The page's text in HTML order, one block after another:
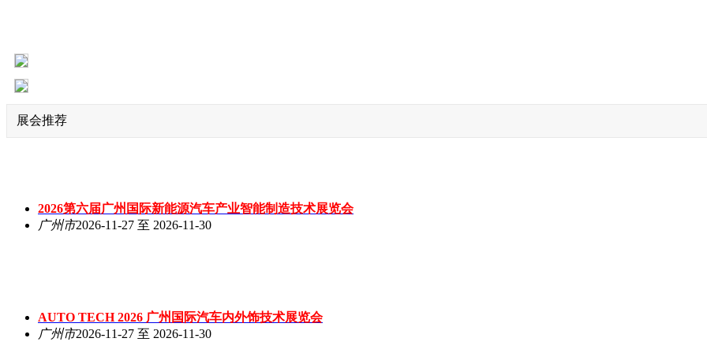
展会推荐
2026第六届广州国际新能源汽车产业智能制造技术展览会
广州市2026-11-27 至 2026-11-30
AUTO TECH 2026 广州国际汽车内外饰技术展览会
广州市2026-11-27 至 2026-11-30